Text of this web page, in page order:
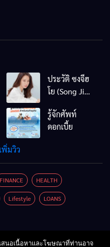
สนอเนื้อหาและโฆษณาที่ท่านอาจ
ประวัติ ซงจีฮ
โย (Song Ji
รู้จักศัพท์
ดอกเบี้ย
เพิ่มวิว
FINANCE HEALTH
Lifestyle LOANS
สอง